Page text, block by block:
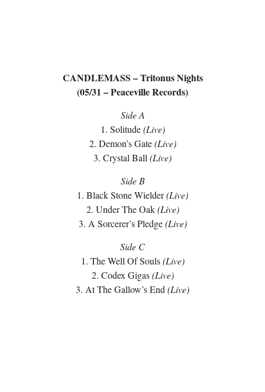
CANDLEMASS – Tritonus Nights
(05/31 – Peaceville Records)
Side A
1. Solitude(Live)
2. Demon’s Gate(Live)
3. Crystal Ball (Live)
Side B
1. Black Stone Wielder(Live)
2. Under The Oak(Live)
3. A Sorcerer’s Pledge(Live)
Side C
1. The Well Of Souls(Live)
2. Codex Gigas(Live)
3. At The Gallow’s End (Live)